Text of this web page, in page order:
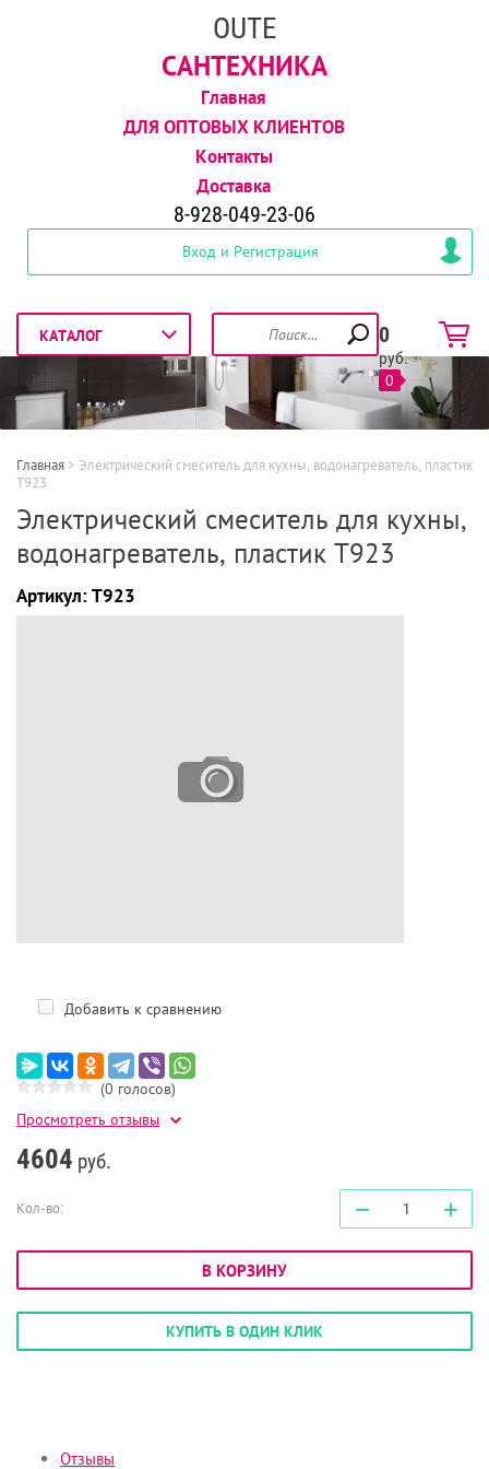
OUTE
САНТЕХНИКА
Главная
ДЛЯ ОПТОВЫХ КЛИЕНТОВ
Контакты
Доставка
8-928-049-23-06
Вход и Регистрация
0
руб.
0
Главная > Электрический смеситель для кухны, водонагреватель, пластик
Т923
Электрический смеситель для кухны,
водонагреватель, пластик Т923
Артикул:Т923
Добавить к сравнению
(0 голосов)
Просмотреть отзывы
4604 руб.
Кол-во: − +
В КОРЗИНУ
КУПИТЬ В ОДИН КЛИК
Отзывы